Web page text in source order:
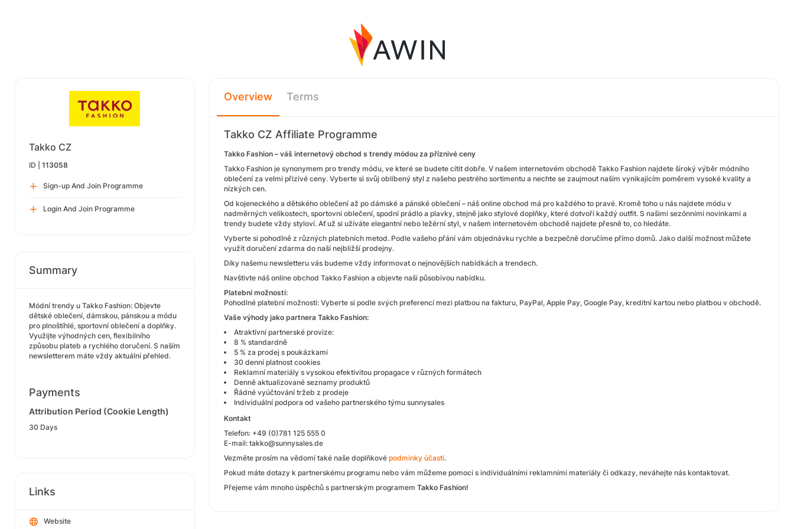
Takko CZ
ID | 113058
Sign-up And Join Programme
Login And Join Programme
Summary
Módní trendy u Takko Fashion: Objevte
dětské oblečení, dámskou, pánskou a módu
pro plnoštíhlé, sportovní oblečení a doplňky.
Využijte výhodných cen, flexibilního
způsobu plateb a rychlého doručení. S naším
newsletterem máte vždy aktuální přehled.
Payments
Attribution Period (Cookie Length)
30 Days
Links
Website
Overview Terms
Takko CZ Affiliate Programme
Takko Fashion – váš internetový obchod s trendy módou za příznivé ceny
Takko Fashion je synonymem pro trendy módu, ve které se budete cítit dobře. V našem internetovém obchodě Takko Fashion najdete široký výběr módního
oblečení za velmi přizivé ceny. Vyberte si svůj oblíbený styl z našeho pestrého sortimentu a nechte se zaujmout naším vynikajícím poměrem vysoké kvality a
nízkých cen.
Od kojeneckého a dětského oblečení až po dámské a pánské oblečení – náš online obchod má pro každého to pravé. Kromě toho u nás najdete módu v
nadměrných velikostech, sportovní oblečení, spodní prádlo a plavky, stejně jako stylové doplňky, které dotvoří každý outfit. S našimi sezónními novinkami a
trendy budete vždy styloví. Ať už si užíváte elegantní nebo ležérní styl, v našem internetovém obchodě najdete přesně to, co hledáte.
Vyberte si pohodlně z různých platebních metod. Podle vašeho přání vám objednávku rychle a bezpečně doručíme přímo domů. Jako další možnost můžete
využít doručení zdarma do naší nejbližší prodejny.
Díky našemu newsletteru vás budeme vždy informovat o nejnovějších nabídkách a trendech.
Navštivte náš online obchod Takko Fashion a objevte naši působivou nabídku.
Platební možnosti:
Pohodlné platební možnosti: Vyberte si podle svých preferencí mezi platbou na fakturu, PayPal, Apple Pay, Google Pay, kreditní kartou nebo platbou v obchodě.
Vaše výhody jako partnera Takko Fashion:
Atraktivní partnerské provize:
8 % standardně
5 % za prodej s poukázkami
30 denní platnost cookies
Reklamní materiály s vysokou efektivitou propagace v různých formátech
Denně aktualizované seznamy produktů
Řádné vyúčtování tržeb z prodeje
Individuální podpora od vašeho partnerského týmu sunnysales
Kontakt
Telefon: +49 (0)781 125 555 0
E-mail: takko@sunnysales.de
Vezměte prosím na vědomí také naše doplňkové podmínky účasti.
Pokud máte dotazy k partnerskému programu nebo vám můžeme pomoci s individuálními reklamními materiály či odkazy, neváhejte nás kontaktovat.
Přejeme vám mnoho úspěchů s partnerským programem Takko Fashion!